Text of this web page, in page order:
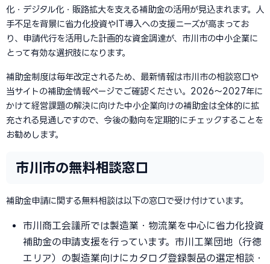
化・デジタル化・販路拡大を支える補助金の活用が見込まれます。人
手不足を背景に省力化投資やIT導入への支援ニーズが高まってお
り、申請代行を活用した計画的な資金調達が、市川市の中小企業に
とって有効な選択肢になります。
補助金制度は毎年改定されるため、最新情報は市川市の相談窓口や
当サイトの補助金情報ページでご確認ください。2026〜2027年に
かけて経営課題の解決に向けた中小企業向けの補助金は全体的に拡
充される見通しですので、今後の動向を定期的にチェックすることを
お勧めします。
市川市の無料相談窓口
補助金申請に関する無料相談は以下の窓口で受け付けています。
市川商工会議所では製造業・物流業を中心に省力化投資
補助金の申請支援を行っています。市川工業団地（行徳
エリア）の製造業向けにカタログ登録製品の選定相談・